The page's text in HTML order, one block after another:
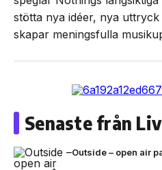
stötta nya idéer, nya
skapar meningsfulla
Senaste från
Outside – open air